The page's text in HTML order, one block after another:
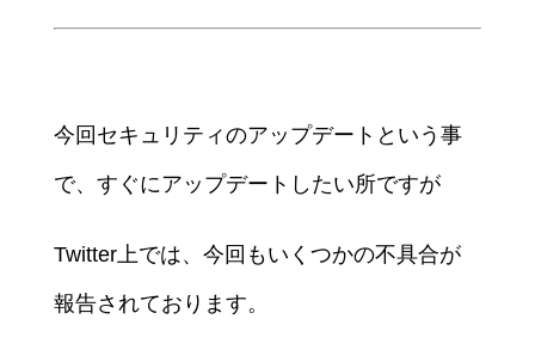
今回セキュリティのアップデートという事
で、すぐにアップデートしたい所ですが
Twitter上では、今回もいくつかの不具合が
報告されております。